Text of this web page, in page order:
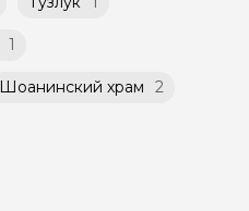
1
Шоанинский храм 2